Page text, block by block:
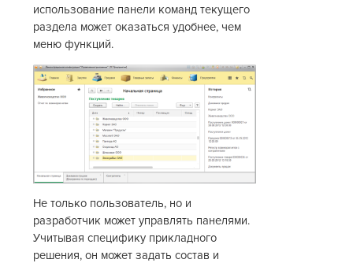
использование панели команд текущего
раздела может оказаться удобнее, чем
меню функций.
Не только пользователь, но и
разработчик может управлять панелями.
Учитывая специфику прикладного
решения, он может задать состав и